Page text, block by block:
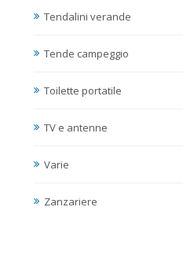
Tendalini verande
Tende campeggio
Toilette portatile
TV e antenne
Varie
Zanzariere